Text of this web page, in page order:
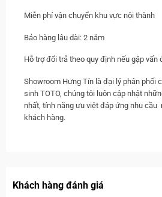
Miễn phí vận chuyển khu vực nội thành
Bảo hàng lâu dài: 2 năm
Hỗ trợ đổi trả theo quy định nếu gặp vấn
Showroom Hưng Tín là đại lý phân phối
sinh TOTO, chúng tôi luôn cập nhật
nhất, tính năng ưu việt đáp ứng nhu
khách hàng.
Khách hàng đánh giá